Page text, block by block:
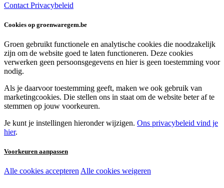
Contact Privacybeleid
Cookies op groenwaregem.be
Groen gebruikt functionele en analytische cookies die noodzakelijk
zijn om de website goed te laten functioneren. Deze cookies
verwerken geen persoonsgegevens en hier is geen toestemming voor
nodig.
Als je daarvoor toestemming geeft, maken we ook gebruik van
marketingcookies. Die stellen ons in staat om de website beter af te
stemmen op jouw voorkeuren.
Je kunt je instellingen hieronder wijzigen. Ons privacybeleid vind je
hier.
Voorkeuren aanpassen
Noodzakelijke cookies:
Alle cookies accepterenAlle cookies weigeren